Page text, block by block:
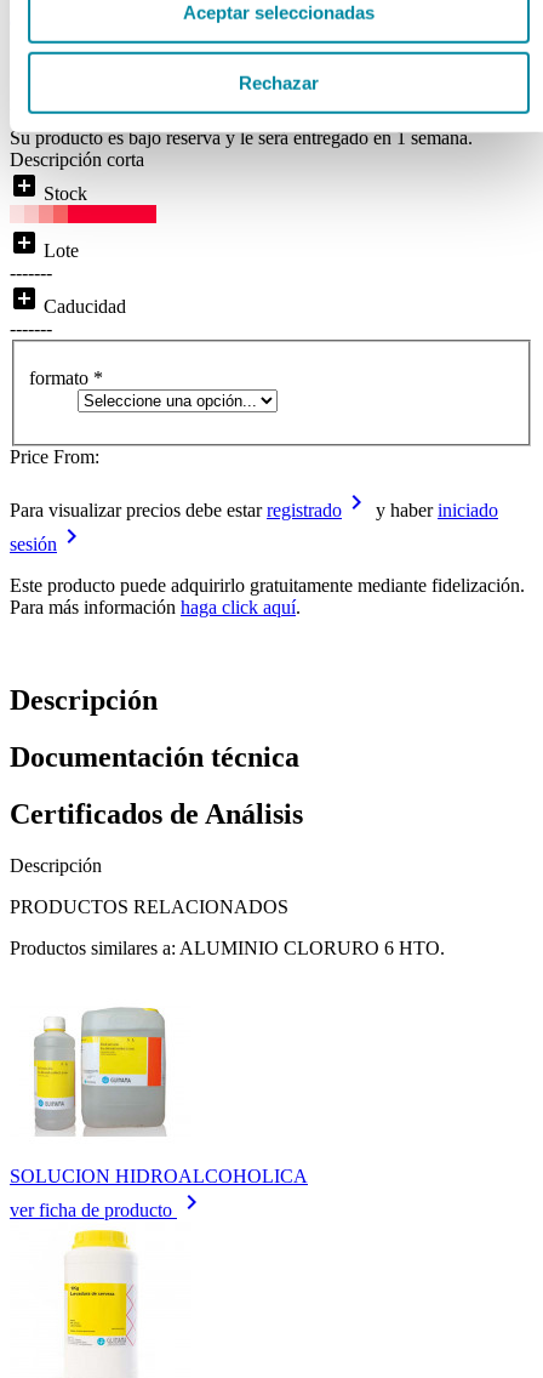
Aceptar seleccionadas
Rechazar
Entrega inmediata
Price From:
Su producto es bajo reserva y le será entregado en 1 semana.
Descripción corta
add_box Stock
add_box Lote
-------
add_box Caducidad
-------
formato *
Price From:
Para visualizar precios debe estarregistrado keyboard_arrow_right y haberiniciado
sesión keyboard_arrow_right
Este producto puede adquirirlo gratuitamente mediante fidelización.
Para más información haga click aquí.
Descripción
Documentación técnica
Certificados de Análisis
Descripción
PRODUCTOS RELACIONADOS
Productos similares a: ALUMINIO CLORURO 6 HTO.
SOLUCION HIDROALCOHOLICA
ver ficha de producto
keyboard_arrow_right